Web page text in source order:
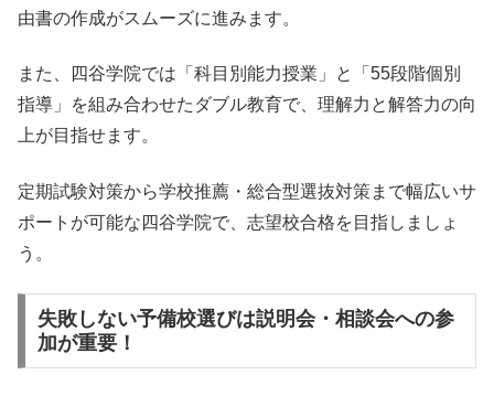
由書の作成がスムーズに進みます。
また、四谷学院では「科目別能力授業」と「55段階個別
指導」を組み合わせたダブル教育で、理解力と解答力の向
上が目指せます。
定期試験対策から学校推薦・総合型選抜対策まで幅広いサ
ポートが可能な四谷学院で、志望校合格を目指しましょ
う。
失敗しない予備校選びは説明会・相談会への参
加が重要！